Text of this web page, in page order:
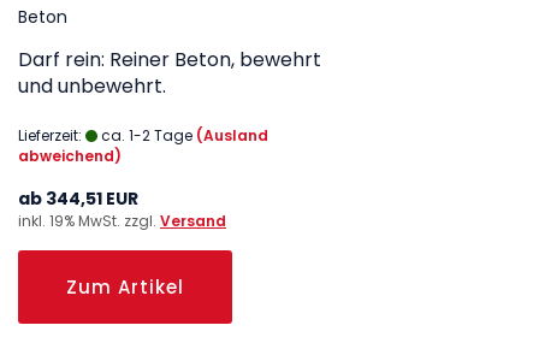
Beton
Darf rein: Reiner Beton, bewehrt
und unbewehrt.
Lieferzeit: ca. 1-2 Tage (Ausland
abweichend)
ab 344,51 EUR
inkl. 19% MwSt. zzgl. Versand
Zum Artikel